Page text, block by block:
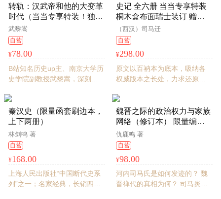
第、姓氏、尊严，都要重新标
价。陈洪、吴存存推荐，常建
华作序。
转轨：汉武帝和他的大变革
时代（当当专享特装！独家
珍藏，布面精装+三面书口
喷绘+定制前后环衬+专属藏
书票）
武黎嵩
自营
¥78.00
B站知名历史up主、南京大学历
史学院副教授武黎嵩，深刻解
古今之变。不变更制度，后世
无法；不出师征伐，天下不
安。
史记 全六册 当当专享特装
桐木盒布面瑞士装订 赠送
人物索引别册+黄铜书签 史
记研究会副会长俞樟华亲译
本
（西汉）司马迁
自营
¥298.00
原文以百衲本为底本，吸纳各
权威版本之长处，力求还原文
础上，融入古今《史记》研究
成果，并通过多次编校润色，
为读者呈现更好读、好懂的译
本。
秦汉史（限量函套刷边本，
上下两册）
林剑鸣 著
自营
¥168.00
上海人民出版社“中国断代史系
列”之一；名家经典，长销四十
魏晋之际的政治权力与家族
网络（修订本） 限量编号
喷绘版（附赠“水陆攻战
图”藏书票一张、“马上好”古
铜色冰箱贴一枚）
仇鹿鸣 著
自营
¥98.00
河内司马氏是如何发迹的？ 魏
晋禅代的真相为何？ 司马炎为